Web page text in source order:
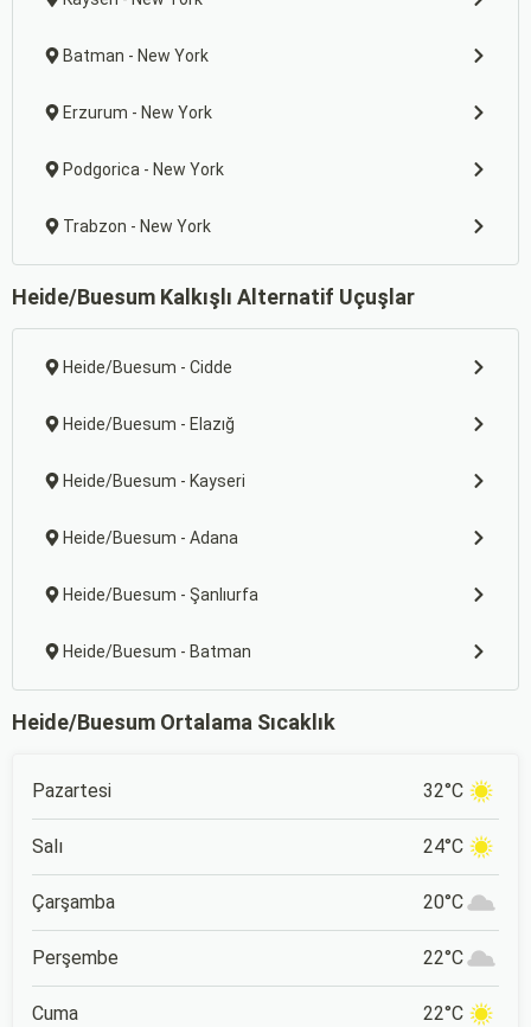
Batman - New York
Erzurum - New York
Podgorica - New York
Trabzon - New York
Heide/Buesum Kalkışlı Alternatif Uçuşlar
Heide/Buesum - Cidde
Heide/Buesum - Elazığ
Heide/Buesum - Kayseri
Heide/Buesum - Adana
Heide/Buesum - Şanlıurfa
Heide/Buesum - Batman
Heide/Buesum Ortalama Sıcaklık
Pazartesi 32°C
Salı 24°C
Çarşamba 20°C
Perşembe 22°C
Cuma 22°C